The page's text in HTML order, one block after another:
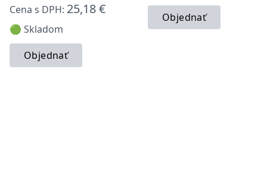
Cena s DPH: 25,18 €
🟢 Skladom
Objednať
Objednať